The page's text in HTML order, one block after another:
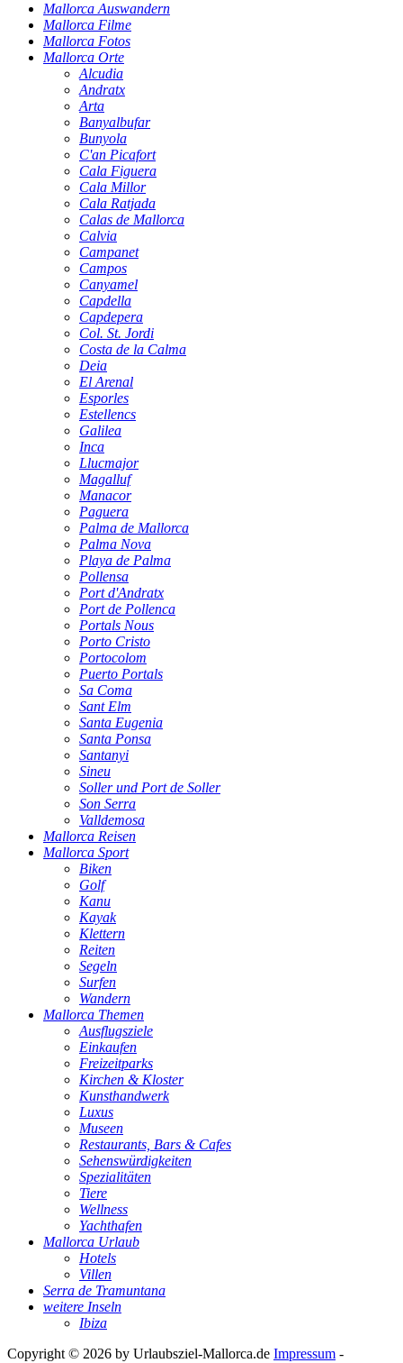
Mallorca Auswandern
Mallorca Filme
Mallorca Fotos
Mallorca Orte
Alcudia
Andratx
Arta
Banyalbufar
Bunyola
C'an Picafort
Cala Figuera
Cala Millor
Cala Ratjada
Calas de Mallorca
Calvia
Campanet
Campos
Canyamel
Capdella
Capdepera
Col. St. Jordi
Costa de la Calma
Deia
El Arenal
Esporles
Estellencs
Galilea
Inca
Llucmajor
Magalluf
Manacor
Paguera
Palma de Mallorca
Palma Nova
Playa de Palma
Pollensa
Port d'Andratx
Port de Pollenca
Portals Nous
Porto Cristo
Portocolom
Puerto Portals
Sa Coma
Sant Elm
Santa Eugenia
Santa Ponsa
Santanyi
Sineu
Soller und Port de Soller
Son Serra
Valldemosa
Mallorca Reisen
Mallorca Sport
Biken
Golf
Kanu
Kayak
Klettern
Reiten
Segeln
Surfen
Wandern
Mallorca Themen
Ausflugsziele
Einkaufen
Freizeitparks
Kirchen & Kloster
Kunsthandwerk
Luxus
Museen
Restaurants, Bars & Cafes
Sehenswürdigkeiten
Spezialitäten
Tiere
Wellness
Yachthafen
Mallorca Urlaub
Hotels
Villen
Serra de Tramuntana
weitere Inseln
Ibiza
Copyright © 2026 by Urlaubsziel-Mallorca.de Impressum -